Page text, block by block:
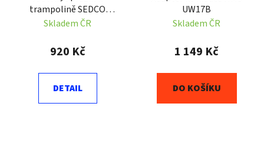
trampolině SEDCO
SUPER 305 cm - ochranný
Skladem ČR
920 Kč
DETAIL
UW17B
Skladem ČR
1 149 Kč
DO KOŠÍKU